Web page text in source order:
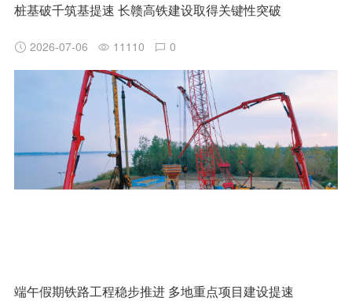
桩基破千筑基提速 长赣高铁建设取得关键性突破
2026-07-06 11110 0
端午假期铁路工程稳步推进 多地重点项目建设提速